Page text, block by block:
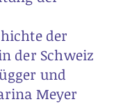
der
der Schweiz
und
Meyer